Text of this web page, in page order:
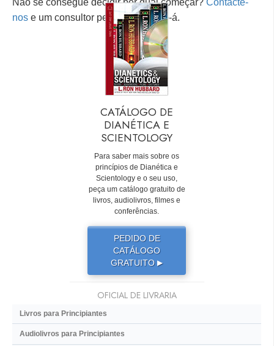
nos e um consultor pessoal ajudá-lo-á.
CATÁLOGO DE
DIANÉTICA E
SCIENTOLOGY
Para saber mais sobre os
princípios de Dianética e
Scientology e o seu uso,
peça um catálogo gratuito de
livros, audiolivros, filmes e
conferências.
PEDIDO DE
CATÁLOGO
GRATUITO ▶
OFICIAL DE LIVRARIA
Livros para Principiantes
Audiolivros para Principiantes